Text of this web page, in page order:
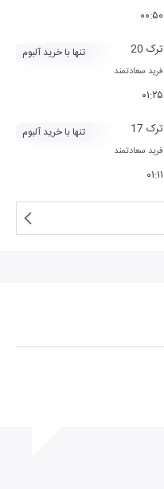
۰۰:۵۰
ترک 20
فرید سعادتمند
۰۱:۲۵
تنها با خرید آلبوم
ترک 17
فرید سعادتمند
۰۱:۱۱
تنها با خرید آلبوم